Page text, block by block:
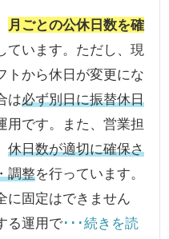
月ごとの公休日数を確
ています。ただし、現
トから休日が変更にな
は必ず別日に振替休日
用です。また、営業担
休日数が適切に確保さ
調整を行っています。
に固定はできません
る運用で･･･続きを読